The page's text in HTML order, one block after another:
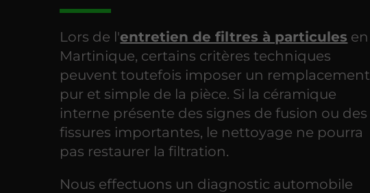
Lors de l'entretien de filtres à particules en
Martinique, certains critères techniques
peuvent toutefois imposer un remplacement
pur et simple de la pièce. Si la céramique
interne présente des signes de fusion ou des
fissures importantes, le nettoyage ne pourra
pas restaurer la filtration.
Nous effectuons un diagnostic automobile